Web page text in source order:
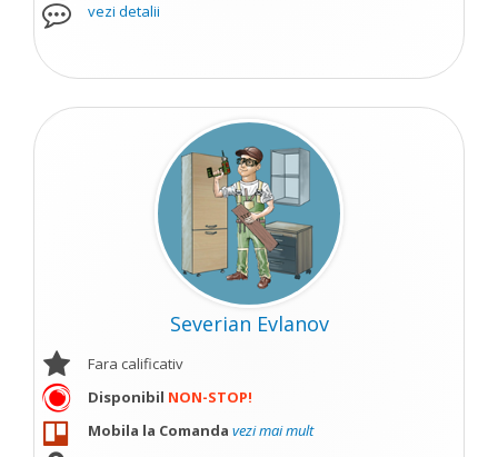
vezi detalii
Severian Evlanov
Fara calificativ
Disponibil NON-STOP!
Mobila la Comanda vezi mai mult